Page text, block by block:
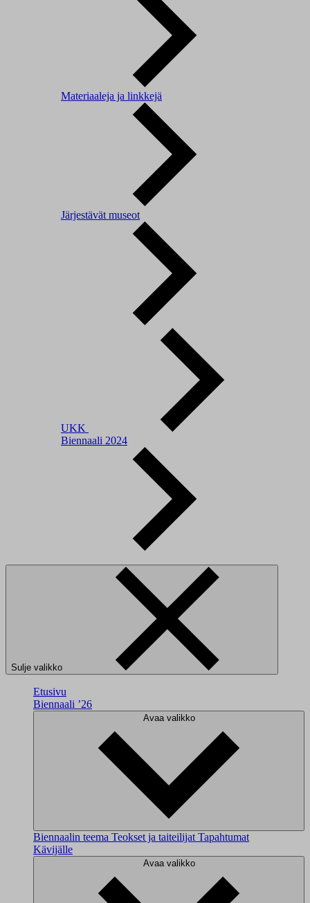
Materiaaleja ja linkkejä
Järjestävät museot
UKK
Biennaali 2024
Sulje valikko
Etusivu
Biennaali ’26
Avaa valikko
Biennaalin teema Teokset ja taiteilijat Tapahtumat
Kävijälle
Avaa valikko